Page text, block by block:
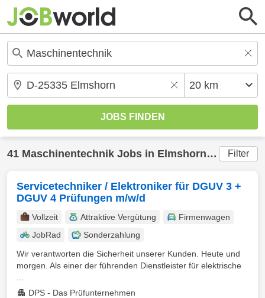
41 Maschinentechnik Jobs in Elmshorn(20 km)
Filter
Servicetechniker / Elektroniker für DGUV 3 +
DGUV 4 Prüfungen m/w/d
Vollzeit Attraktive Vergütung
Firmenwagen
JobRad
Sonderzahlung
Wir verantworten die Sicherheit unserer Kunden. Heute und
morgen. Als einer der führenden Dienstleister für elektrische
DPS - Das Prüfunternehmen